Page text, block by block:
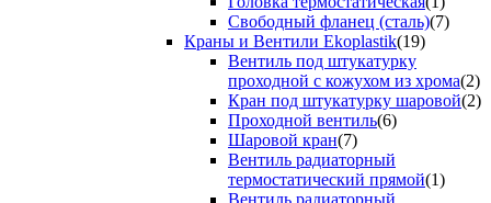
Свободный фланец (сталь)(7)
Краны и Вентили Ekoplastik(19)
Вентиль под штукатурку
проходной с кожухом из хрома(2)
Кран под штукатурку шаровой(2)
Проходной вентиль(6)
Шаровой кран(7)
Вентиль радиаторный
термостатический прямой(1)